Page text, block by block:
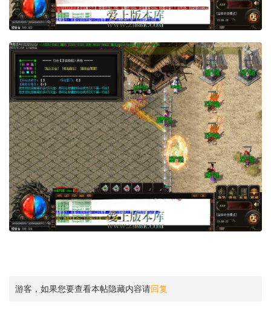
游客，如果您要查看本帖隐藏内容请回复